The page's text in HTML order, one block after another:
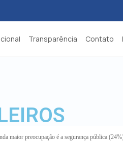
Transparência Contato
maior preocupação é a segurança pública